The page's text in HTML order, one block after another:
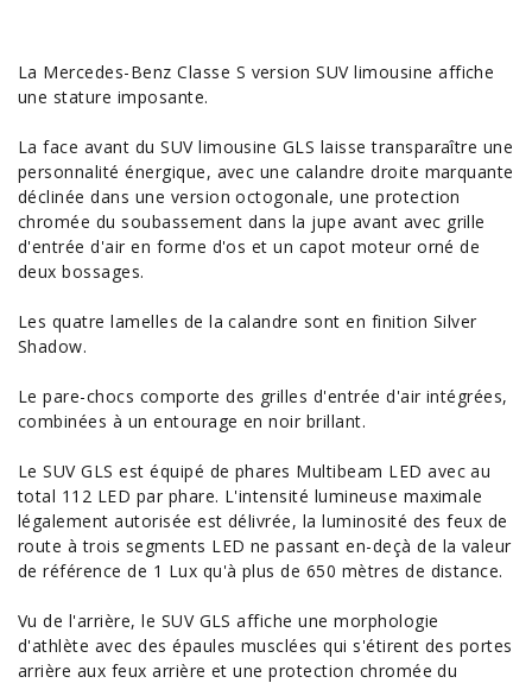
La Mercedes-BenzClasse S versionSUVlimousine affiche
une stature imposante.
La face avant du SUV limousine GLS laisse transparaître une
personnalité énergique, avec une calandre droite marquante
déclinée dans une version octogonale, une protection
chromée du soubassement dans la jupe avant avec grille
d'entrée d'air en forme d'os et un capot moteur orné de
deux bossages.
Les quatre lamelles de la calandre sont en finition Silver
Shadow.
Le pare-chocs comporte des grilles d'entrée d'air intégrées,
combinées à un entourage en noir brillant.
Le SUV GLS est équipé de phares Multibeam LED avec au
total 112 LED par phare. L'intensité lumineuse maximale
légalement autorisée est délivrée, la luminosité des feux de
route à trois segments LED ne passant en-deçà de la valeur
de référence de 1 Lux qu'à plus de 650 mètres de distance.
Vu de l'arrière, le SUV GLS affiche une morphologie
d'athlète avec des épaules musclées qui s'étirent des portes
arrière aux feux arrière et une protection chromée du